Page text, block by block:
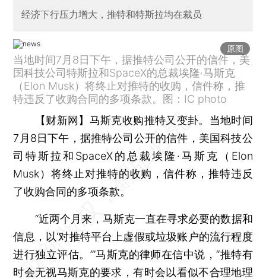
经济下行压力增大，推特和特斯拉均在裁员
原图
当地时间7月8日下午，据推特公司公开的信件，美
国科技公司特斯拉和SpaceX的总裁埃隆·马斯克
（Elon Musk）将终止对推特的收购，信件称，推
特违反了收购合同的多项条款。图：IC photo
【财新网】 马斯克收购推特又变卦。当地时间
7月8日下午，据推特公司公开的信件，美国科技公
司特斯拉和SpaceX的总裁埃隆·马斯克（Elon
Musk）将终止对推特的收购，信件称，推特违反
了收购合同的多项条款。
“近两个月来，马斯克一直在寻求必要的数据和
信息，以‘对推特平台上虚假或垃圾账户的流行程度
进行独立评估。’”马斯克的律师在信中说，“推特有
时会无视马斯克的要求，有时会以看似不合理地理